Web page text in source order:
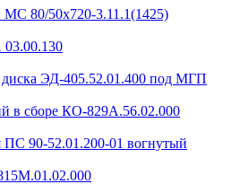
80/50х720-3.11.1(1425)
ЭД-405.52.01.400 под МГП
в сборе КО-829А.56.02.000
ПС 90-52.01.200-01 вогнутый